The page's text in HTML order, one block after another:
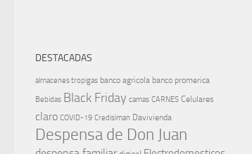
DESTACADAS
almacenes tropigas banco agricola banco promerica
Bebidas Black Friday camas CARNES Celulares
claro COVID-19 Credisiman Davivienda
Despensa de Don Juan